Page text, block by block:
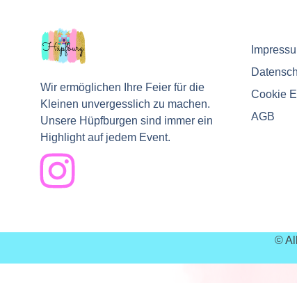
Wir ermöglichen Ihre Feier für die
Kleinen unvergesslich zu machen.
Unsere Hüpfburgen sind immer ein
Highlight auf jedem Event.
Cookie
AGB
©